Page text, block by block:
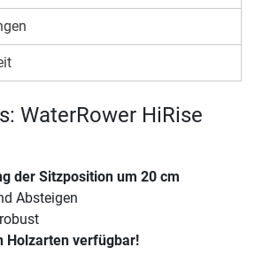
WaterRower HiRise
der Sitzposition um 20 cm
Absteigen
Holzarten verfügbar!